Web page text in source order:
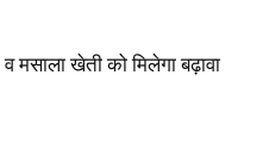
व मसाला खेती को मिलेगा बढ़ावा